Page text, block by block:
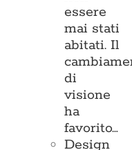
essere
mai stati
abitati. Il
di
visione
ha
favorito…
Design